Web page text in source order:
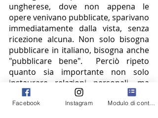
ungherese, dove non appena le
opere venivano pubblicate, sparivano
immediatamente dalla vista, senza
ricezione alcuna. Non solo bisogna
pubblicare in italiano, bisogna anche
"pubblicare bene".  Perciò ripeto
quanto sia importante non solo
instaurare relazioni personali, ma
anche aiutare il lettore nella
comprensione di un'opera. Ad
Facebook Instagram